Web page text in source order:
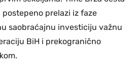
postepeno prelazi iz faze
saobraćajnu investiciju važnu
BiH i prekogranično